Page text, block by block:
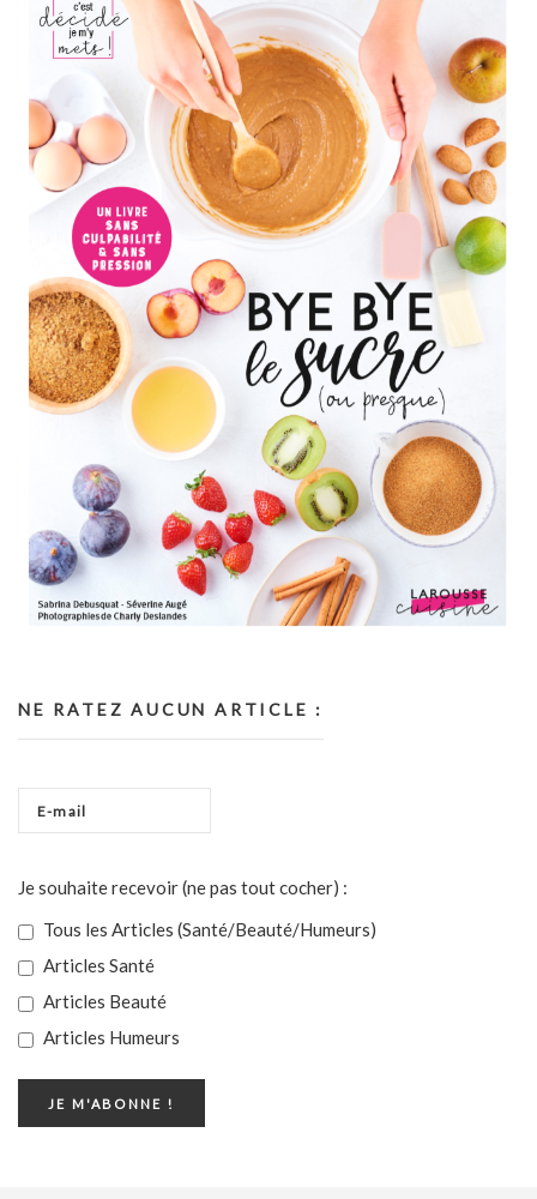
NE RATEZ AUCUN ARTICLE :
Je souhaite recevoir (ne pas tout cocher) :
Tous les Articles (Santé/Beauté/Humeurs)
Articles Santé
Articles Beauté
Articles Humeurs